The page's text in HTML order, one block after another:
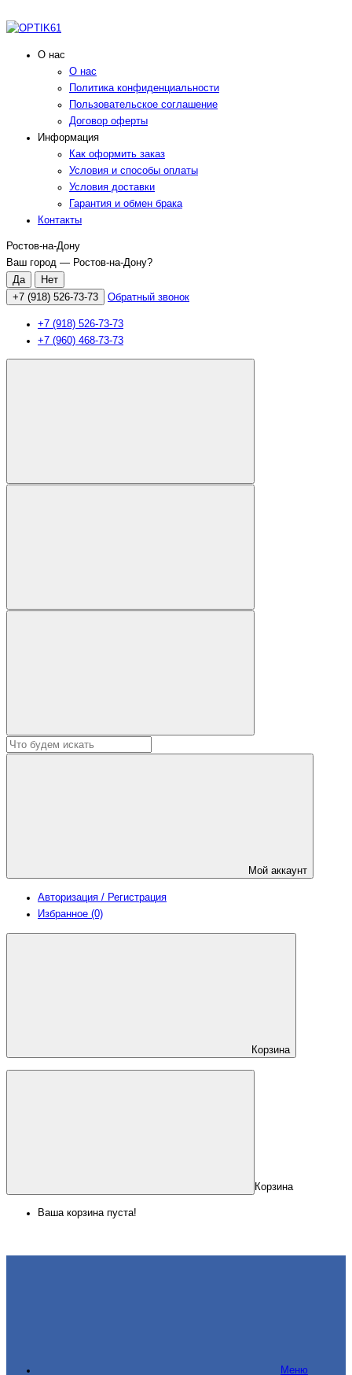
О нас
О нас
Политика конфиденциальности
Пользовательское соглашение
Договор оферты
Информация
Как оформить заказ
Условия и способы оплаты
Условия доставки
Гарантия и обмен брака
Контакты
Ростов-на-Дону
Ваш город — Ростов-на-Дону?
+7 (918) 526-73-73 Обратный звонок
+7 (918) 526-73-73
+7 (960) 468-73-73
Мой аккаунт
Авторизация / Регистрация
Избранное (0)
Корзина
Корзина
Ваша корзина пуста!
Меню